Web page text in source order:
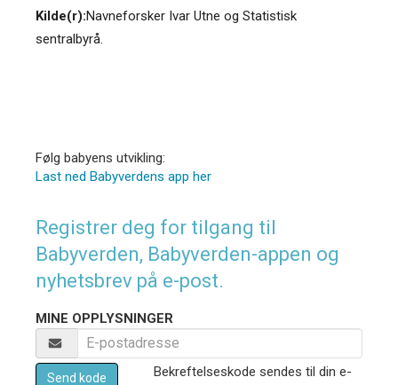
Kilde(r):Navneforsker Ivar Utne og Statistisk
sentralbyrå.
Følg babyens utvikling:
Last ned Babyverdens app her
Registrer deg for tilgang til
Babyverden, Babyverden-appen og
nyhetsbrev på e-post.
MINE OPPLYSNINGER
Send kode
Bekreftelseskode sendes til din e-